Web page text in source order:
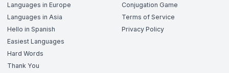
Languages in Europe
Languages in Asia
Hello in Spanish
Easiest Languages
Hard Words
Thank You
Conjugation Game
Terms of Service
Privacy Policy